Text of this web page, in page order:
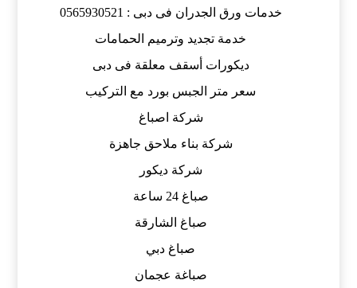
خدمات ورق الجدران فى دبى : 0565930521
خدمة تجديد وترميم الحمامات
ديكورات أسقف معلقة فى دبى
سعر متر الجبس بورد مع التركيب
شركة اصباغ
شركة بناء ملاحق جاهزة
شركة ديكور
صباغ 24 ساعة
صباغ الشارقة
صباغ دبي
صباغة عجمان